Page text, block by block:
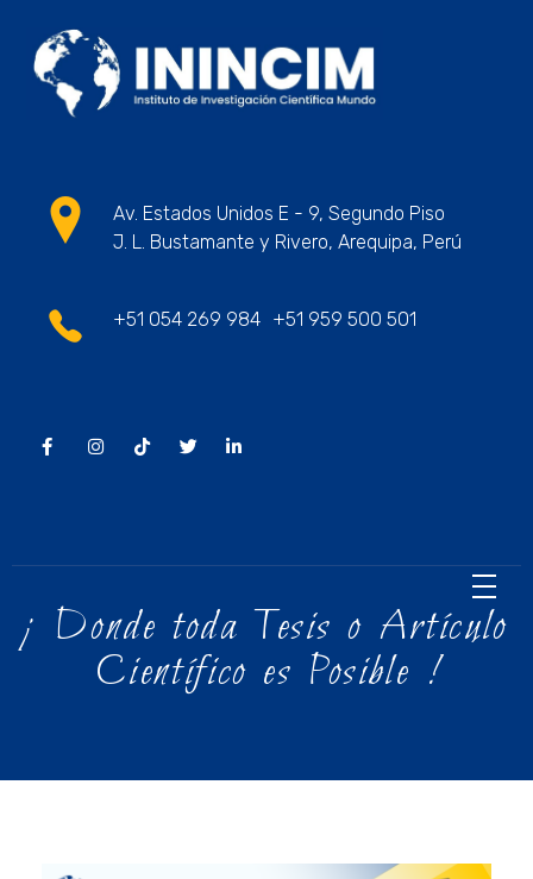
Av. Estados Unidos E - 9, Segundo Piso
J. L. Bustamante y Rivero, Arequipa, Perú
+51 054 269 984 +51 959 500 501
¡ Donde toda Tesis o Artículo
Científico es Posible !